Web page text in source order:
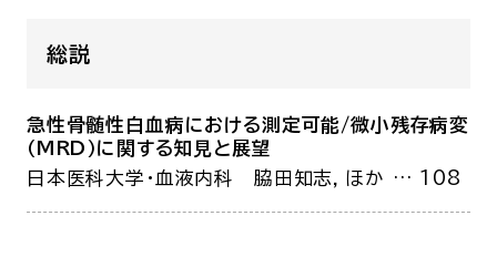
総説
急性骨髄性白血病における測定可能/微小残存病変
（MRD）に関する知見と展望
日本医科大学・血液内科
脇田知志，ほか … 108